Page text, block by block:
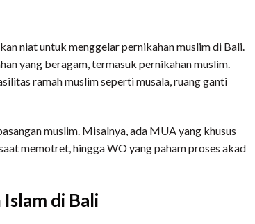
niat untuk menggelar pernikahan muslim di Bali.
yang beragam, termasuk pernikahan muslim.
ramah muslim seperti musala, ruang ganti
muslim. Misalnya, ada MUA yang khusus
memotret, hingga WO yang paham proses akad
di Bali